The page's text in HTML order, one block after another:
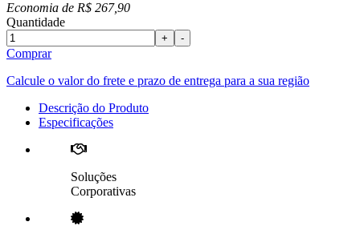
Economia de R$ 267,90
Quantidade
+ -
Comprar
Calcule o valor do frete e prazo de entrega para a sua região
Descrição do Produto
Especificações
Soluções
Corporativas